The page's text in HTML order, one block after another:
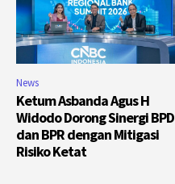
News
Ketum Asbanda Agus H
Widodo Dorong Sinergi BPD
dan BPR dengan Mitigasi
Risiko Ketat